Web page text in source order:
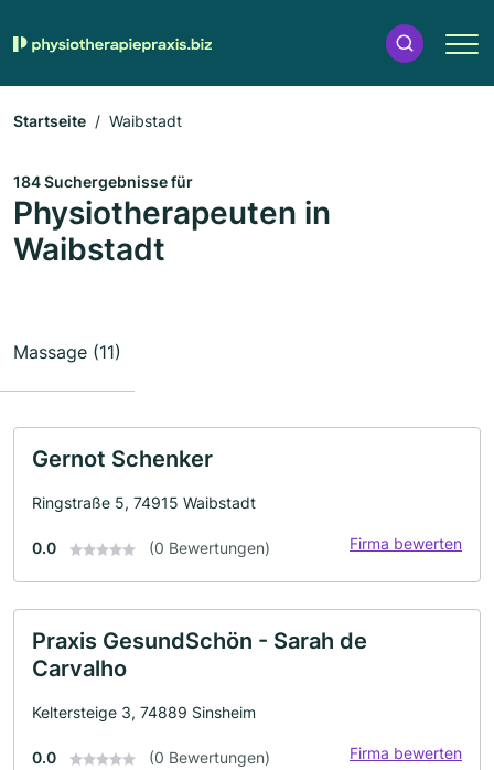
Startseite Waibstadt
184 Suchergebnisse für
Physiotherapeuten in
Waibstadt
Massage (11)
Gernot Schenker
Ringstraße 5, 74915 Waibstadt
0.0 (0 Bewertungen) Firma bewerten
Praxis GesundSchön - Sarah de
Carvalho
Keltersteige 3, 74889 Sinsheim
0.0 (0 Bewertungen) Firma bewerten